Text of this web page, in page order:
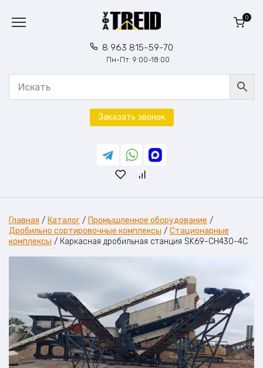
содержанию
8 963 815-59-70
Пн-Пт: 9:00-18:00
0
Заказать звонок
Главная / Каталог / Промышленное оборудование /
Дробильно сортировочные комплексы / Стационарные
комплексы / Каркасная дробильная станция SK69-CH430-4C